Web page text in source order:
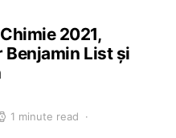
2021,
List şi
1 minute read